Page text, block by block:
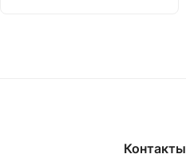
Контакты